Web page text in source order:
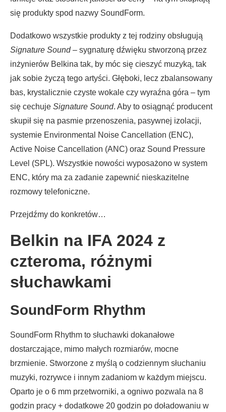
się produkty spod nazwy SoundForm.
Dodatkowo wszystkie produkty z tej rodziny obsługują
Signature Sound– sygnaturę dźwięku stworzoną przez
inżynierów Belkina tak, by móc się cieszyć muzyką, tak
jak sobie życzą tego artyści. Głęboki, lecz zbalansowany
bas, krystalicznie czyste wokale czy wyraźna góra – tym
się cechuje Signature Sound. Aby to osiągnąć producent
skupił się na pasmie przenoszenia, pasywnej izolacji,
systemie Environmental Noise Cancellation (ENC),
Active Noise Cancellation (ANC) oraz Sound Pressure
Level (SPL). Wszystkie nowości wyposażono w system
ENC, który ma za zadanie zapewnić nieskazitelne
rozmowy telefoniczne.
Przejdźmy do konkretów…
Belkin na IFA 2024 z
czteroma, różnymi
słuchawkami
SoundForm Rhythm
SoundForm Rhythm to słuchawki dokanałowe
dostarczające, mimo małych rozmiarów, mocne
brzmienie. Stworzone z myślą o codziennym słuchaniu
muzyki, rozrywce i innym zadaniom w każdym miejscu.
Oparto je o 6 mm przetworniki, a ogniwo pozwala na 8
godzin pracy + dodatkowe 20 godzin po doładowaniu w